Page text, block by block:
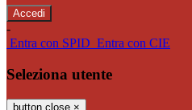
-
Entra con SPID Entra con CIE
Seleziona utente
button close ×